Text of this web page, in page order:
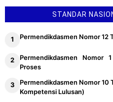
STANDAR
Permendikdasmen Nomor 12
Permendikdasmen Nomor
Proses
Permendikdasmen Nomor 10
Kompetensi Lulusan)